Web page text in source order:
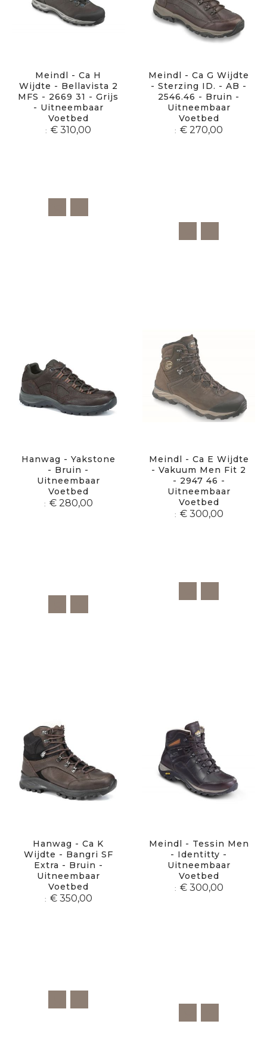
Meindl - Ca H
Wijdte - Bellavista 2
MFS - 2669 31 - Grijs
- Uitneembaar
Voetbed
€ 310,00
Meindl - Ca G Wijdte
- Sterzing ID. - AB -
2546.46 - Bruin -
Uitneembaar
Voetbed
€ 270,00
Hanwag - Yakstone
- Bruin -
Uitneembaar
Voetbed
€ 280,00
Meindl - Ca E Wijdte
- Vakuum Men Fit 2
- 2947 46 -
Uitneembaar
Voetbed
€ 300,00
Hanwag - Ca K
Wijdte - Bangri SF
Extra - Bruin -
Uitneembaar
Voetbed
€ 350,00
Meindl - Tessin Men
- Identitty -
Uitneembaar
Voetbed
€ 300,00